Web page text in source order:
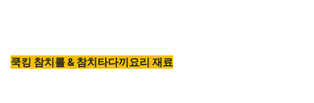
쿡킹 참치롤 & 참치타다끼요리 재료